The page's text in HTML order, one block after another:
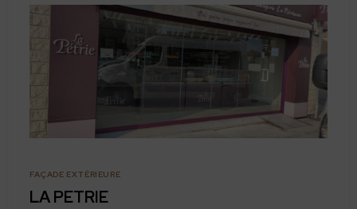
FAÇADE EXTÉRIEURE
LA PETRIE